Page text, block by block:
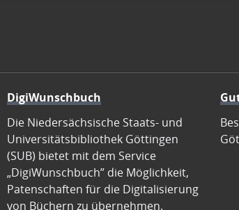
DigiWunschbuch
Die Niedersächsische Staats- und
Universitätsbibliothek Göttingen
(SUB) bietet mit dem Service
„DigiWunschbuch” die Möglichkeit,
Patenschaften für die Digitalisierung
von Büchern zu übernehmen.